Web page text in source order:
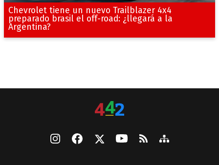
Chevrolet tiene un nuevo Trailblazer 4x4
preparado brasil el off-road: ¿llegará a la
Argentina?